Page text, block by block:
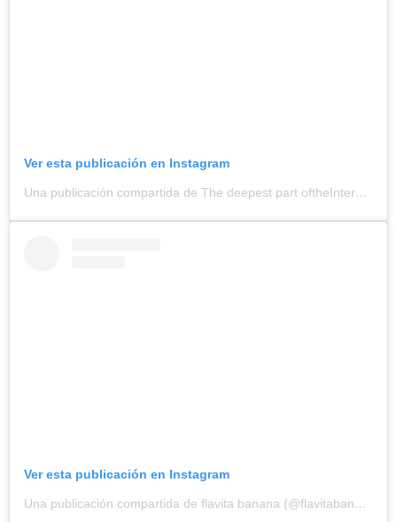
Ver esta publicación en Instagram
Una publicación compartida de The deepest part oftheInternet (@thedeeepestpartoftheinternet)
Ver esta publicación en Instagram
Una publicación compartida de flavita banana (@flavitabanana)